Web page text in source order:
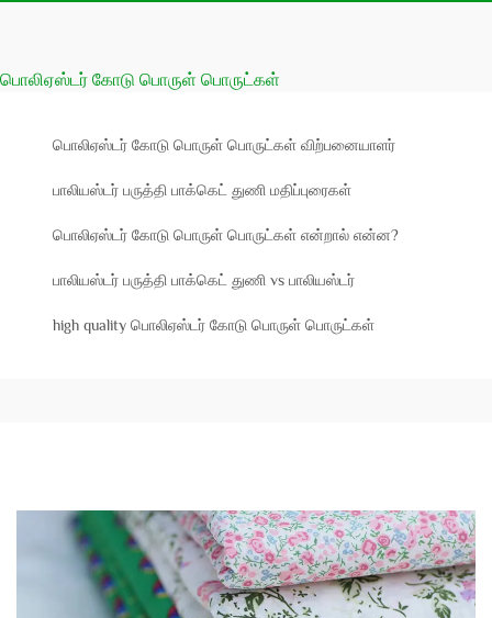
பொலிஏஸ்டர் கோடு பொருள் பொருட்கள்
பொலிஏஸ்டர் கோடு பொருள் பொருட்கள் விற்பனையாளர்
பாலியஸ்டர் பருத்தி பாக்கெட் துணி மதிப்புரைகள்
பொலிஏஸ்டர் கோடு பொருள் பொருட்கள் என்றால் என்ன?
பாலியஸ்டர் பருத்தி பாக்கெட் துணி vs பாலியஸ்டர்
high quality பொலிஏஸ்டர் கோடு பொருள் பொருட்கள்